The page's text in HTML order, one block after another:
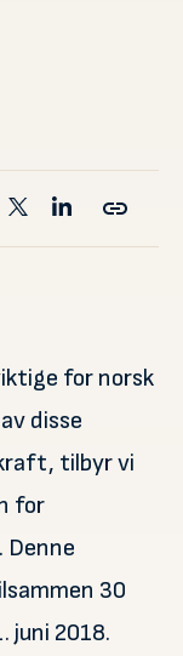
for norsk
disse
tilbyr vi
for
30
juni 2018.